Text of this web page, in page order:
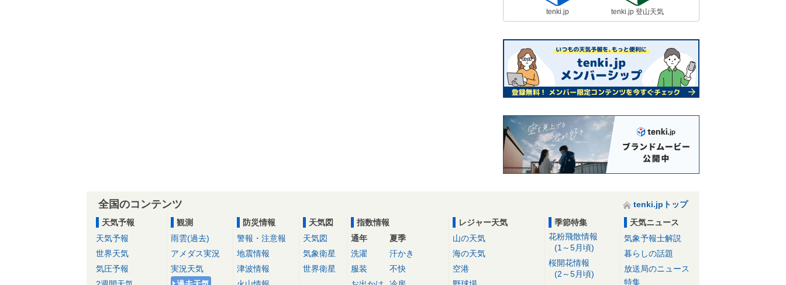
tenki.jp tenki.jp 登山天気
全国のコンテンツ
tenki.jpトップ
天気予報
天気予報
世界天気
気圧予報
観測
雨雲(過去)
アメダス実況
実況天気
防災情報
警報・注意報
地震情報
津波情報
天気図
天気図
気象衛星
世界衛星
指数情報
通年
洗濯
服装
夏季
汗かき
不快
レジャー天気
山の天気
海の天気
空港
季節特集
花粉飛散情報
(1～5月頃)
桜開花情報
(2～5月頃)
天気ニュース
気象予報士解説
暮らしの話題
放送局のニュース
特集